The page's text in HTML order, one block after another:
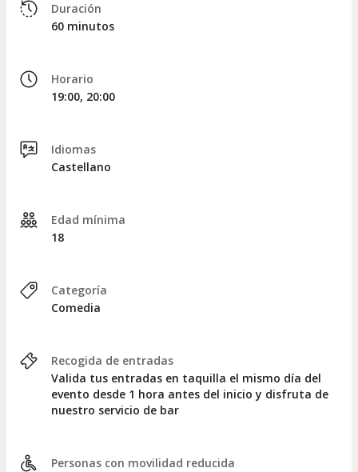
Duración
60 minutos
Horario
19:00, 20:00
Idiomas
Castellano
Edad mínima
18
Categoría
Comedia
Recogida de entradas
Valida tus entradas en taquilla el mismo día del
evento desde 1 hora antes del inicio y disfruta de
nuestro servicio de bar
Personas con movilidad reducida